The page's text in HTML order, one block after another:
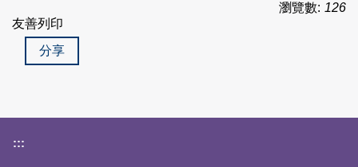
瀏覽數: 126
友善列印
分享
:::